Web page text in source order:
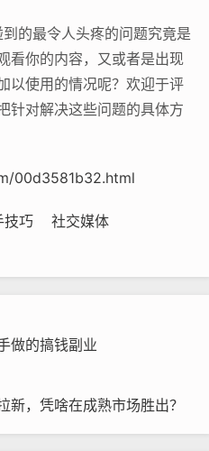
的最令人头疼的问题究竟是
看你的内容，又或者是出现
以使用的情况呢？欢迎于评
针对解决这些问题的具体方
00d3581b32.html
技巧
社交媒体
做的搞钱副业
新，凭啥在成熟市场胜出？